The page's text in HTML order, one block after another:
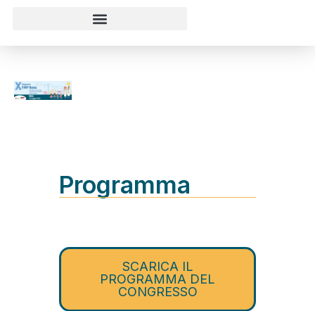
Programma
SCARICA IL
PROGRAMMA DEL
CONGRESSO